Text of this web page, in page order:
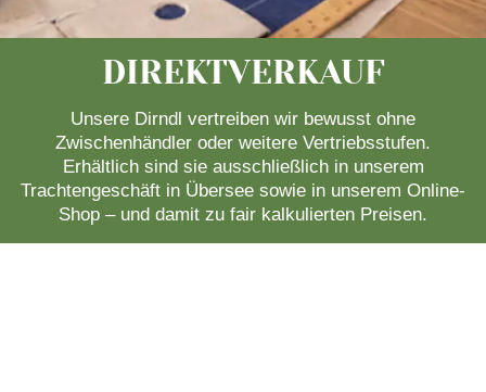
DIREKTVERKAUF
Unsere Dirndl vertreiben wir bewusst ohne
Zwischenhändler oder weitere Vertriebsstufen.
Erhältlich sind sie ausschließlich in unserem
Trachtengeschäft in Übersee sowie in unserem Online-
Shop – und damit zu fair kalkulierten Preisen.